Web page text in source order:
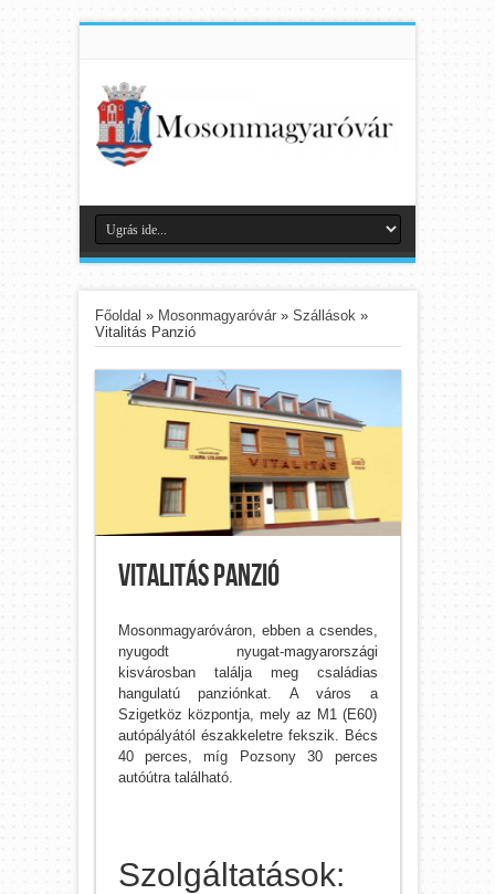
Főoldal » Mosonmagyaróvár» Szállások »
Vitalitás Panzió
Vitalitás Panzió
Mosonmagyaróváron, ebben a csendes,
nyugodt nyugat-magyarországi
kisvárosban találja meg családias
hangulatú panziónkat. A város a
Szigetköz központja, mely az M1 (E60)
autópályától északkeletre fekszik. Bécs
40 perces, míg Pozsony 30 perces
autóútra található.
Szolgáltatások: